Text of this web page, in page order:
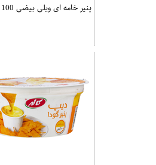
پنیر خامه ای ویلی بیضی 100 گرمی کاله